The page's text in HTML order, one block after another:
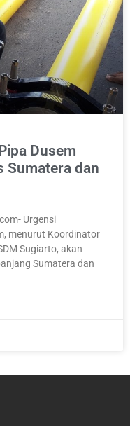
Dusem
Sumatera dan
Urgensi
menurut Koordinator
Sugiarto, akan
Sumatera dan